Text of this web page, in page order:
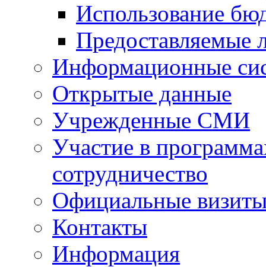
Использование
Предоставляемые
Информационные
Открытые данные
Учрежденные СМИ
Участие в
сотрудничество
Официальные
Контакты
Информация